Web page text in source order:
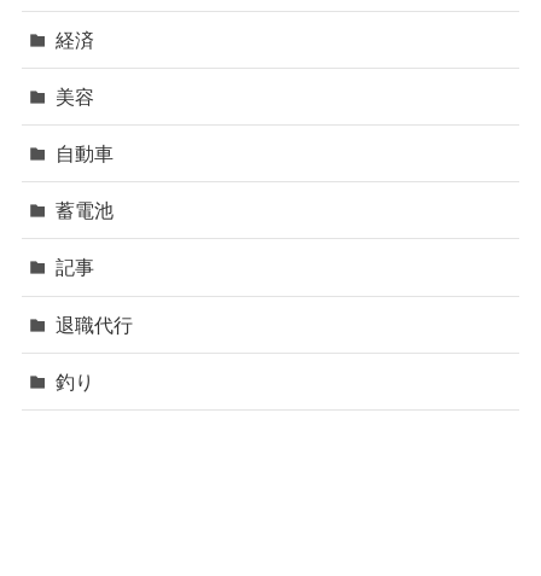
経済
美容
自動車
蓄電池
記事
退職代行
釣り